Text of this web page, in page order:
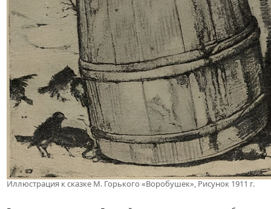
Иллюстрация к сказке М. Горького «Воробушек», Рисунок 1911 г.